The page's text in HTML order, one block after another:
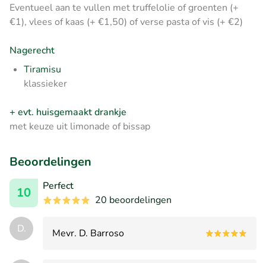
Eventueel aan te vullen met truffelolie of groenten (+
€1), vlees of kaas (+ €1,50) of verse pasta of vis (+ €2)
Nagerecht
Tiramisu
klassieker
+ evt. huisgemaakt drankje
met keuze uit limonade of bissap
Beoordelingen
10
Perfect
20 beoordelingen
D. Mevr. D. Barroso